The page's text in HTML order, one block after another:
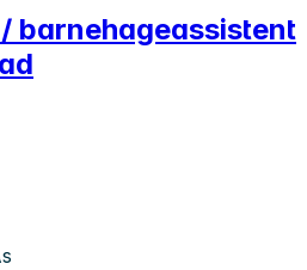
barnehageassistent